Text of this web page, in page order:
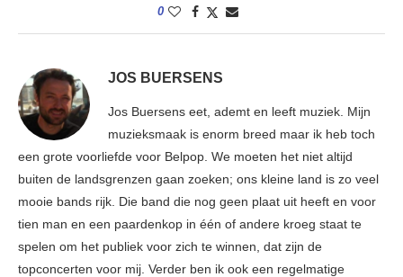
0
JOS BUERSENS
Jos Buersens eet, ademt en leeft muziek. Mijn
muzieksmaak is enorm breed maar ik heb toch
een grote voorliefde voor Belpop. We moeten het niet altijd
buiten de landsgrenzen gaan zoeken; ons kleine land is zo veel
mooie bands rijk. Die band die nog geen plaat uit heeft en voor
tien man en een paardenkop in één of andere kroeg staat te
spelen om het publiek voor zich te winnen, dat zijn de
topconcerten voor mij. Verder ben ik ook een regelmatige